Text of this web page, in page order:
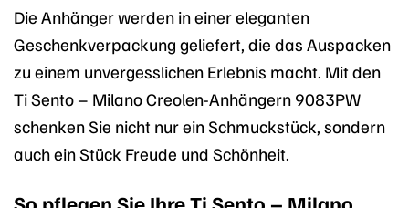
Die Anhänger werden in einer eleganten
Geschenkverpackung geliefert, die das Auspacken
zu einem unvergesslichen Erlebnis macht. Mit den
Ti Sento – Milano Creolen-Anhängern 9083PW
schenken Sie nicht nur ein Schmuckstück, sondern
auch ein Stück Freude und Schönheit.